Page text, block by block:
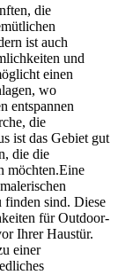
die
ist auch
und
einen
wo
entspannen
die
ist das Gebiet gut
die die
möchten.Eine
finden sind. Diese
für Outdoor-
Ihrer Haustür.
einer